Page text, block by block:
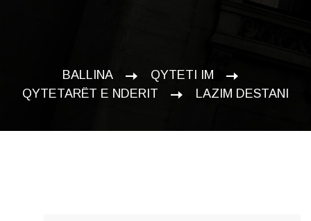
BALLINA
QYTETI IM
QYTETARËT E NDERIT
LAZIM DESTANI